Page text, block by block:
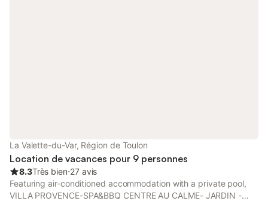
La Valette-du-Var, Région de Toulon
Location de vacances pour 9 personnes
8.3Très bien⋅27 avis
Featuring air-conditioned accommodation with a private pool,
VILLA PROVENCE-SPA&BBQ CENTRE AU CALME- JARDIN -